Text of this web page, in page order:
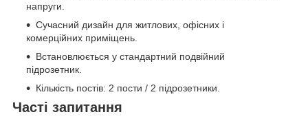
напруги.
Сучасний дизайн для житлових, офісних і
комерційних приміщень.
Встановлюється у стандартний подвійний
підрозетник.
Кількість постів: 2 пости / 2 підрозетники.
Часті запитання